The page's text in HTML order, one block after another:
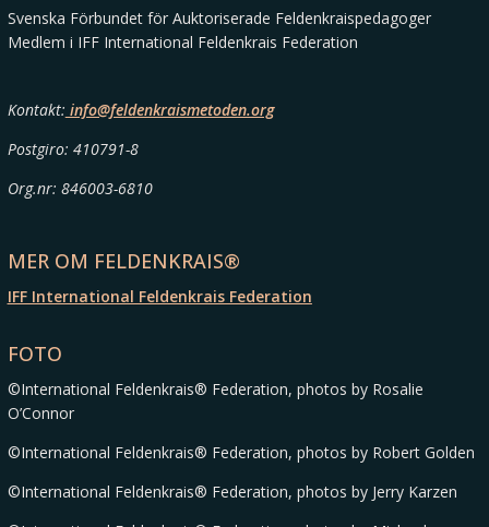
Svenska Förbundet för Auktoriserade Feldenkraispedagoger
Medlem i IFF International Feldenkrais Federation
Kontakt: info@feldenkraismetoden.org
Postgiro: 410791-8
Org.nr: 846003-6810
MER OM FELDENKRAIS®
IFF International Feldenkrais Federation
FOTO
©International Feldenkrais® Federation, photos by Rosalie
O’Connor
©International Feldenkrais® Federation, photos by Robert Golden
©International Feldenkrais® Federation, photos by Jerry Karzen